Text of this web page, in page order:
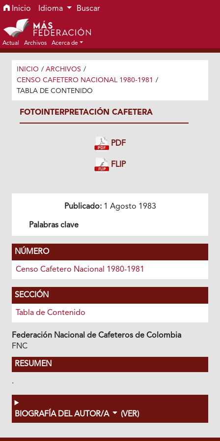
Ir al menú de navegación principal
Ir al contenido principal
Ir al pie de página del sitio
Inicio Idioma Buscar
Actual Archivos Acerca de
INICIO / ARCHIVOS /
CENSO CAFETERO NACIONAL 1980-1981
/
TABLA DE CONTENIDO
FOTOINTERPRETACIÓN CAFETERA
PDF
FLIP
Publicado:1 Agosto 1983
Palabras clave
NÚMERO
Censo Cafetero Nacional 1980-1981
SECCIÓN
Tabla de Contenido
Federación Nacional de Cafeteros de Colombia
FNC
RESUMEN
.
BIOGRAFÍA DEL AUTOR/A (VER)